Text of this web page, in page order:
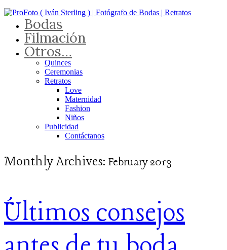
Bodas
Filmación
Otros…
Quinces
Ceremonias
Retratos
Love
Maternidad
Fashion
Niños
Publicidad
Contáctanos
Monthly Archives: February 2013
Últimos consejos